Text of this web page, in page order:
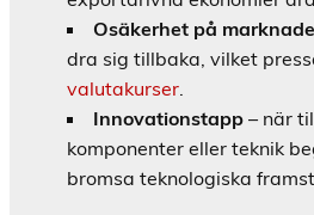
Osäkerhet på
dra sig tillbaka, vilket
valutakurser.
Innovationstapp – när
komponenter eller teknik
bromsa teknologiska